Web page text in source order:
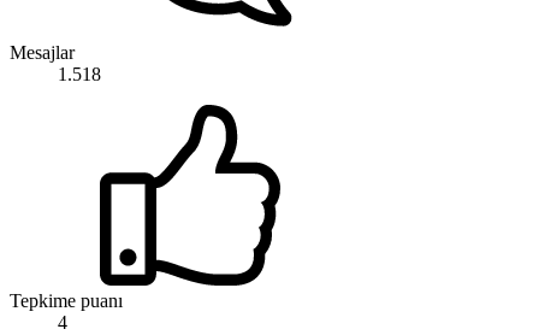
Mesajlar
1.518
Tepkime puanı
4